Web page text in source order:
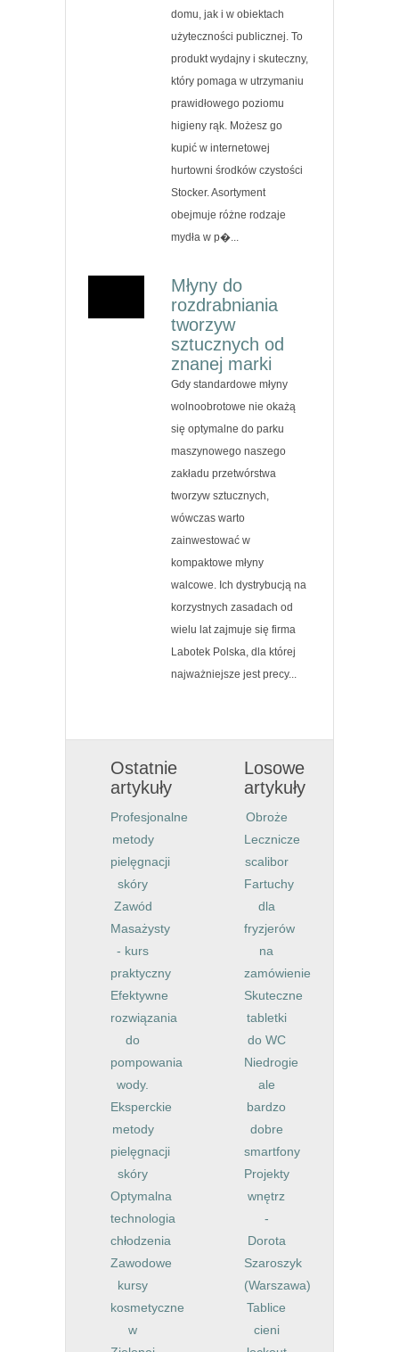
domu, jak i w obiektach
użyteczności publicznej. To
produkt wydajny i skuteczny,
który pomaga w utrzymaniu
prawidłowego poziomu
higieny rąk. Możesz go
kupić w internetowej
hurtowni środków czystości
Stocker. Asortyment
obejmuje różne rodzaje
mydła w p�...
Młyny do
rozdrabniania
tworzyw
sztucznych od
znanej marki
Gdy standardowe młyny
wolnoobrotowe nie okażą
się optymalne do parku
maszynowego naszego
zakładu przetwórstwa
tworzyw sztucznych,
wówczas warto
zainwestować w
kompaktowe młyny
walcowe. Ich dystrybucją na
korzystnych zasadach od
wielu lat zajmuje się firma
Labotek Polska, dla której
najważniejsze jest precy...
Ostatnie
artykuły
Profesjonalne
metody
pielęgnacji
skóry
Zawód
Masażysty
- kurs
praktyczny
Efektywne
rozwiązania
do
pompowania
wody.
Eksperckie
metody
pielęgnacji
skóry
Optymalna
technologia
chłodzenia
Zawodowe
kursy
kosmetyczne
w
Losowe
artykuły
Obroże
Lecznicze
scalibor
Fartuchy
dla
fryzjerów
na
zamówienie
Skuteczne
tabletki
do WC
Niedrogie
ale
bardzo
dobre
smartfony
Projekty
wnętrz
-
Dorota
Szaroszyk
(Warszawa)
Tablice
cieni